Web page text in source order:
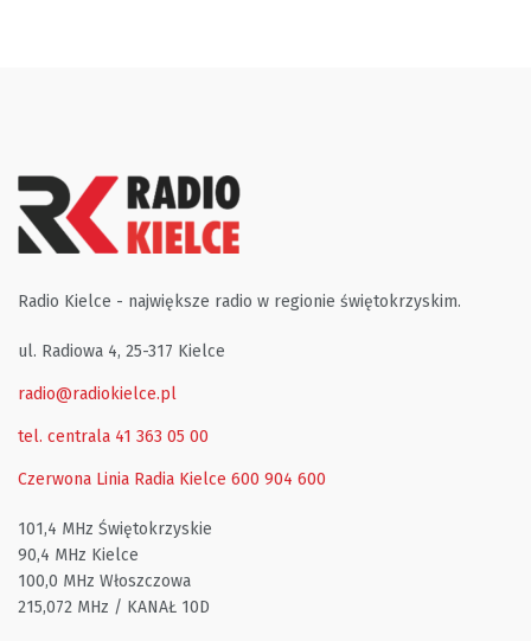
Radio Kielce - największe radio w regionie świętokrzyskim.
ul. Radiowa 4, 25-317 Kielce
radio@radiokielce.pl
tel. centrala 41 363 05 00
Czerwona Linia Radia Kielce 600 904 600
101,4 MHz Świętokrzyskie
90,4 MHz Kielce
100,0 MHz Włoszczowa
215,072 MHz / KANAŁ 10D